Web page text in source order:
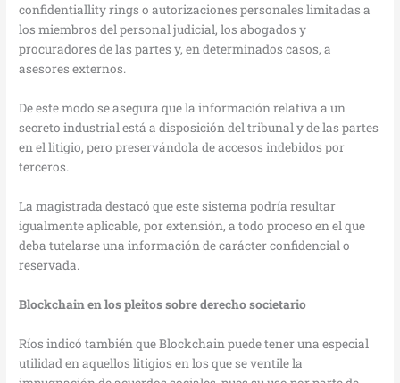
confidentiallity rings o autorizaciones personales limitadas a
los miembros del personal judicial, los abogados y
procuradores de las partes y, en determinados casos, a
asesores externos.
De este modo se asegura que la información relativa a un
secreto industrial está a disposición del tribunal y de las partes
en el litigio, pero preservándola de accesos indebidos por
terceros.
La magistrada destacó que este sistema podría resultar
igualmente aplicable, por extensión, a todo proceso en el que
deba tutelarse una información de carácter confidencial o
reservada.
Blockchain en los pleitos sobre derecho societario
Ríos indicó también que Blockchain puede tener una especial
utilidad en aquellos litigios en los que se ventile la